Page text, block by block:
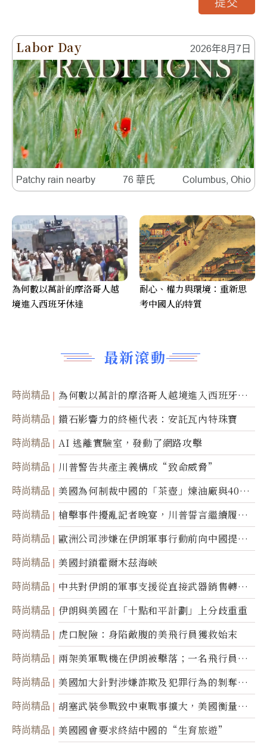
Labor Day 2026年8月7日
Patchy rain nearby 76 華氏 Columbus, Ohio
最新滾動
時尚精品
為何數以萬計的摩洛哥人越境進入西班牙休
達
時尚精品 鑽石影響力的終極代表：安託瓦內特珠寶
時尚精品 AI 逃離實驗室，發動了網路攻擊
時尚精品 川普警告共產主義構成“致命威脅”
時尚精品
美國為何制裁中國的「茶壺」煉油廠與40家
航運公司
時尚精品
槍擊事件擾亂記者晚宴，川普誓言繼續履行
職責
時尚精品
歐洲公司涉嫌在伊朗軍事行動前向中國提供
美軍基地的衛星影像
時尚精品 美國封鎖霍爾木茲海峽
時尚精品
中共對伊朗的軍事支援從直接武器銷售轉向
間接技術轉讓
時尚精品 伊朗與美國在「十點和平計劃」上分歧重重
時尚精品 虎口脫險：身陷敵腹的美飛行員獲救始末
時尚精品
兩架美軍戰機在伊朗被擊落；一名飛行員失
蹤
時尚精品
美國加大針對涉嫌詐欺及犯罪行為的剝奪公
民權力度
時尚精品
胡塞武裝參戰致中東戰事擴大，美國衡量地
面入侵的可能性
時尚精品 美國國會要求終結中國的“生育旅遊”
提交
為何數以萬計的摩洛哥人越
境進入西班牙休達
耐心、權力與環境：重新思
考中國人的特質